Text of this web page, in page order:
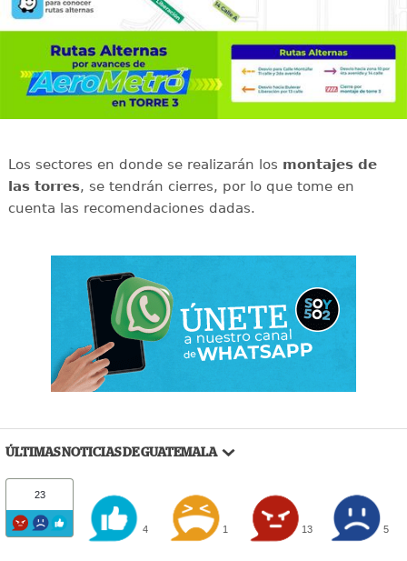
Los sectores en donde se realizarán los montajes de
las torres, se tendrán cierres, por lo que tome en
cuenta las recomendaciones dadas.
ÚLTIMAS NOTICIAS DE GUATEMALA
23
4 1 13 5